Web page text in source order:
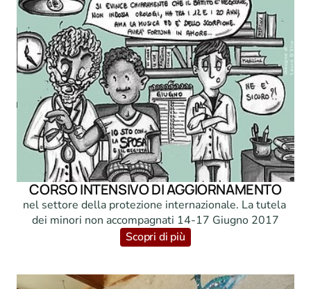
CORSO INTENSIVO DI AGGIORNAMENTO
nel settore della protezione internazionale. La tutela
dei minori non accompagnati 14-17 Giugno 2017
Scopri di più